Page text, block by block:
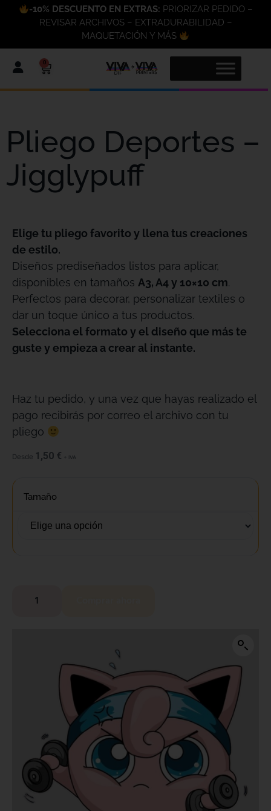
-10% DESCUENTO EN EXTRAS: PRIORIZAR PEDIDO –
REVISAR ARCHIVOS – EXTRADURABILIDAD –
MAQUETACIÓN Y MÁS
0
Pliego Deportes –
Jigglypuff
Elige tu pliego favorito y llena tus creaciones
de estilo.
Diseños prediseñados listos para aplicar,
disponibles en tamaños A3, A4 y 10×10 cm.
Perfectos para decorar, personalizar textiles o
dar un toque único a tus productos.
Selecciona el formato y el diseño que más te
guste y empieza a crear al instante.
Haz tu pedido, y una vez que hayas realizado el
pago recibirás por correo el archivo con tu
pliego
Desde 1,50 € + IVA
Tamaño